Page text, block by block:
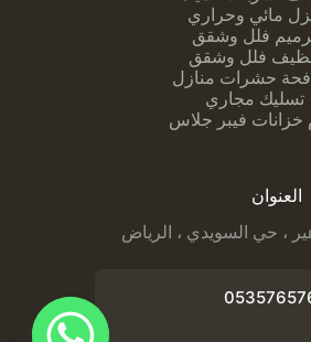
مائي وحراري
فلل وشقق
فلل وشقق
حشرات منازل
تسليك مجاري
خزانات فيبر جلاس
العنوان
، حي السويدي ، الرياض